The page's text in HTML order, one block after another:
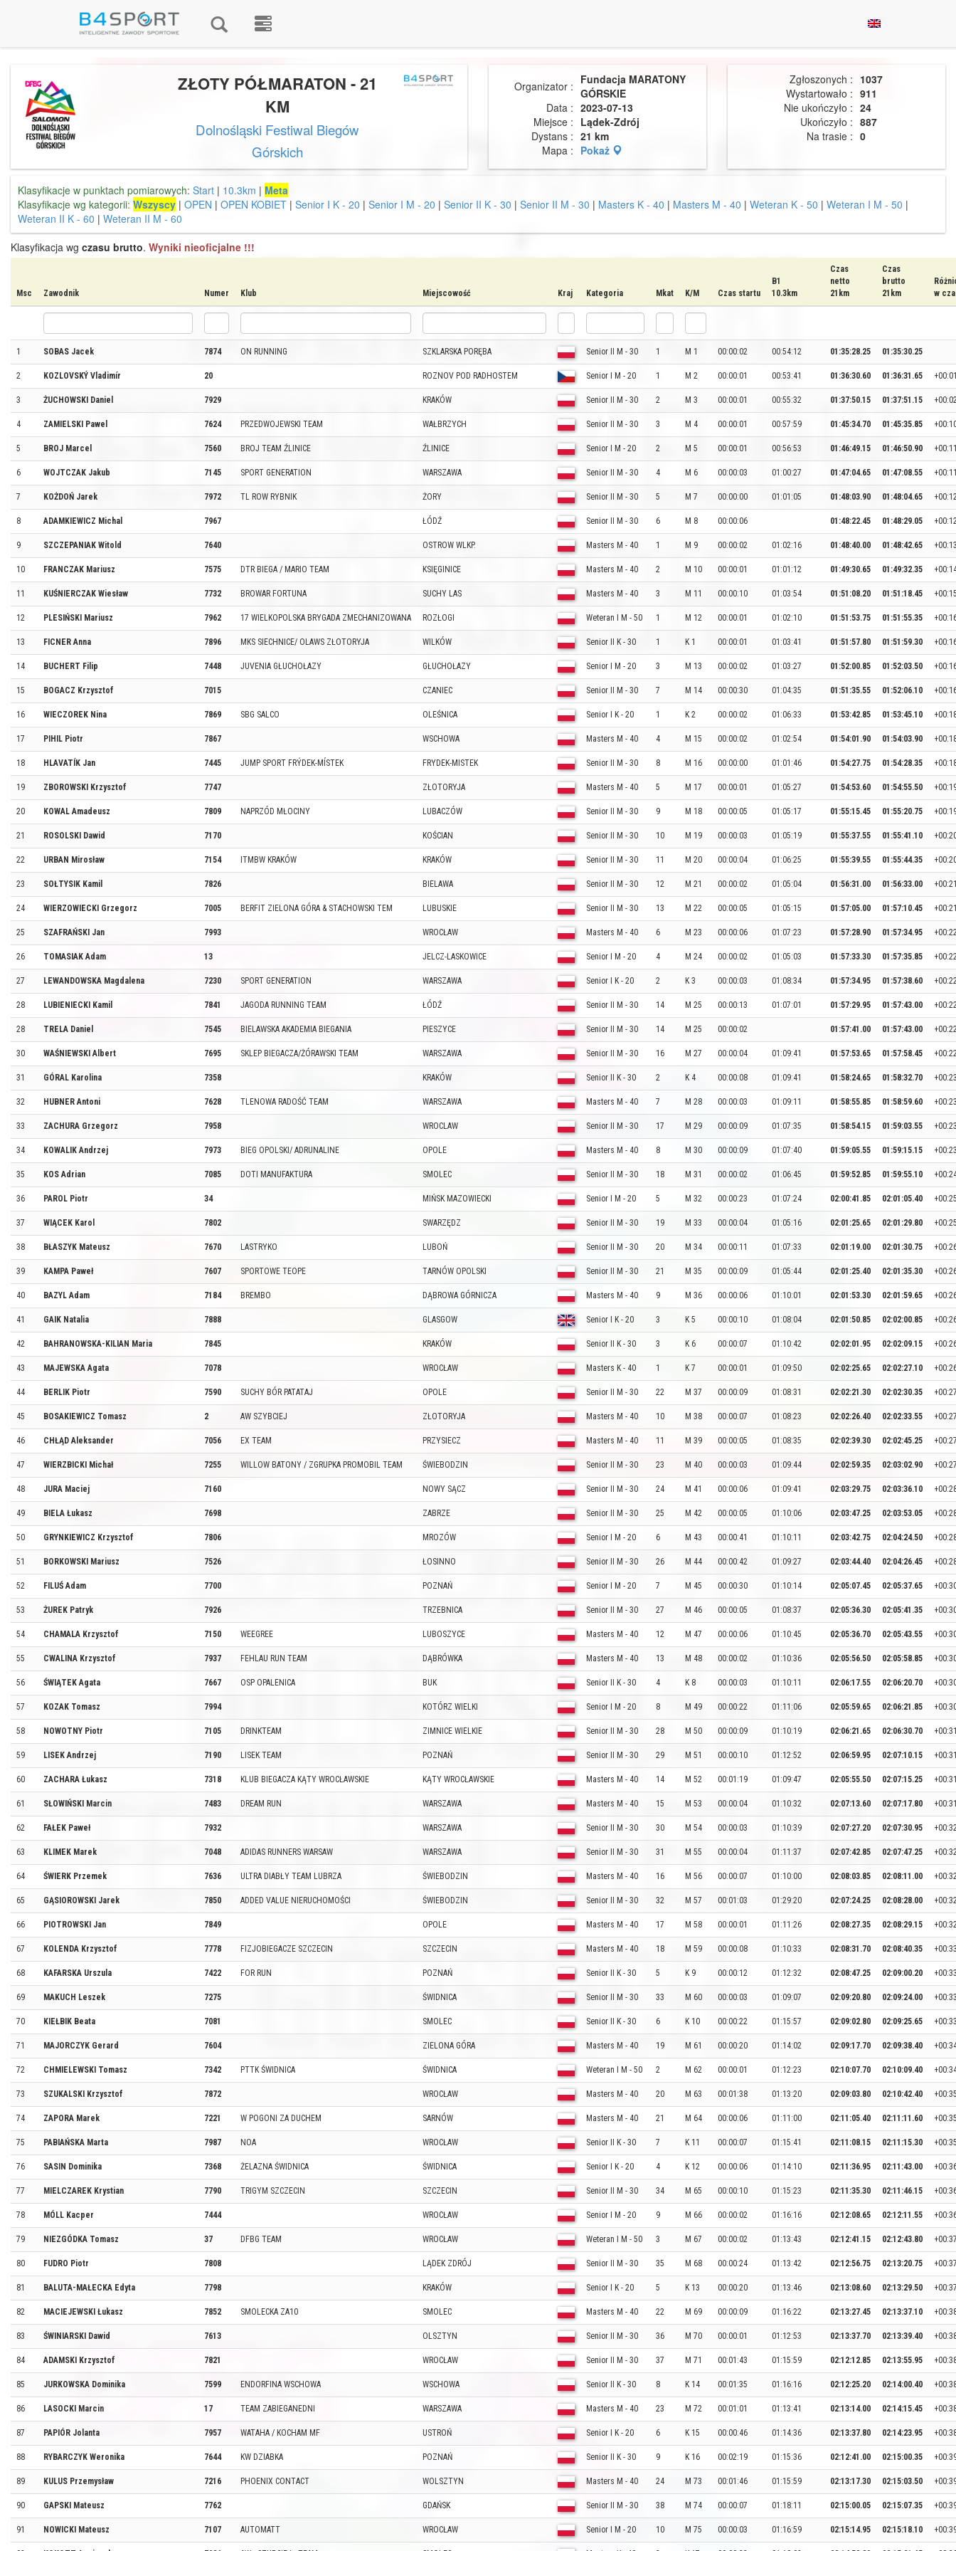
ZŁOTY PÓŁMARATON - 21
KM
Dolnośląski Festiwal Biegów
Górskich
Organizator : Fundacja MARATONY
GÓRSKIE
Data : 2023-07-13
Miejsce : Lądek-Zdrój
Dystans : 21 km
Mapa : Pokaż
Zgłoszonych : 1037
Wystartowało : 911
Nie ukończyło : 24
Ukończyło : 887
Na trasie : 0
Klasyfikacje w punktach pomiarowych: Start | 10.3km | Meta
Klasyfikacje wg kategorii: Wszyscy | OPEN | OPEN KOBIET | Senior I K - 20 | Senior I M - 20 | Senior II K - 30 | Senior II M - 30 | Masters K - 40 | Masters M - 40 | Weteran K - 50 | Weteran I M - 50 |
Weteran II K - 60 | Weteran II M - 60
Klasyfikacja wg czasu brutto. Wyniki nieoficjalne !!!
Msc Zawodnik Numer Klub Miejscowość Kraj Kategoria Mkat K/M Czas startu
B1
10.3km
Czas
netto
21km
Czas
brutto
21km
w
1 SOBAS Jacek 7874 ON RUNNING SZKLARSKA PORĘBA Senior II M - 30 1 M 1 00:00:02 00:54:12 01:35:28.25 01:35:30.25
2 KOZLOVSKÝ Vladimír 20 ROZNOV POD RADHOSTEM Senior I M - 20 1 M 2 00:00:01 00:53:41 01:36:30.60 01:36:31.65
3 ŻUCHOWSKI Daniel 7929 KRAKÓW Senior II M - 30 2 M 3 00:00:01 00:55:32 01:37:50.15 01:37:51.15
4 ZAMIELSKI Pawel 7624 PRZEDWOJEWSKI TEAM WAŁBRZYCH Senior II M - 30 3 M 4 00:00:01 00:57:59 01:45:34.70 01:45:35.85
5 BROJ Marcel 7560 BROJ TEAM ŹLINICE ŹLINICE Senior I M - 20 2 M 5 00:00:01 00:56:53 01:46:49.15 01:46:50.90
6 WOJTCZAK Jakub 7145 SPORT GENERATION WARSZAWA Senior II M - 30 4 M 6 00:00:03 01:00:27 01:47:04.65 01:47:08.55
7 KOŻDOŃ Jarek 7972 TL ROW RYBNIK ŻORY Senior II M - 30 5 M 7 00:00:00 01:01:05 01:48:03.90 01:48:04.65
8 ADAMKIEWICZ Michal 7967 ŁÓDŹ Senior II M - 30 6 M 8 00:00:06 01:48:22.45 01:48:29.05
9 SZCZEPANIAK Witold 7640 OSTROW WLKP. Masters M - 40 1 M 9 00:00:02 01:02:16 01:48:40.00 01:48:42.65
10 FRANCZAK Mariusz 7575 DTR BIEGA / MARIO TEAM KSIĘGINICE Masters M - 40 2 M 10 00:00:01 01:01:12 01:49:30.65 01:49:32.35
11 KUŚNIERCZAK Wiesław 7732 BROWAR FORTUNA SUCHY LAS Masters M - 40 3 M 11 00:00:10 01:03:54 01:51:08.20 01:51:18.45
12 PLESIŃSKI Mariusz 7962 17 WIELKOPOLSKA BRYGADA ZMECHANIZOWANA ROZŁOGI Weteran I M - 50 1 M 12 00:00:01 01:02:10 01:51:53.75 01:51:55.35
13 FICNER Anna 7896 MKS SIECHNICE/ OLAWS ZŁOTORYJA WILKÓW Senior II K - 30 1 K 1 00:00:01 01:03:41 01:51:57.80 01:51:59.30
14 BUCHERT Filip 7448 JUVENIA GŁUCHOŁAZY GŁUCHOŁAZY Senior I M - 20 3 M 13 00:00:02 01:03:27 01:52:00.85 01:52:03.50
15 BOGACZ Krzysztof 7015 CZANIEC Senior II M - 30 7 M 14 00:00:30 01:04:35 01:51:35.55 01:52:06.10
16 WIECZOREK Nina 7869 SBG SALCO OLEŚNICA Senior I K - 20 1 K 2 00:00:02 01:06:33 01:53:42.85 01:53:45.10
17 PIHIL Piotr 7867 WSCHOWA Masters M - 40 4 M 15 00:00:02 01:02:54 01:54:01.90 01:54:03.90
18 HLAVATÍK Jan 7445 JUMP SPORT FRÝDEK-MÍSTEK FRYDEK-MISTEK Senior II M - 30 8 M 16 00:00:00 01:01:46 01:54:27.75 01:54:28.35
19 ZBOROWSKI Krzysztof 7747 ZŁOTORYJA Masters M - 40 5 M 17 00:00:01 01:05:27 01:54:53.60 01:54:55.50
20 KOWAL Amadeusz 7809 NAPRZÓD MŁOCINY LUBACZÓW Senior II M - 30 9 M 18 00:00:05 01:05:17 01:55:15.45 01:55:20.75
21 ROSOLSKI Dawid 7170 KOŚCIAN Senior II M - 30 10 M 19 00:00:03 01:05:19 01:55:37.55 01:55:41.10
22 URBAN Mirosław 7154 ITMBW KRAKÓW KRAKÓW Senior II M - 30 11 M 20 00:00:04 01:06:25 01:55:39.55 01:55:44.35
23 SOŁTYSIK Kamil 7826 BIELAWA Senior II M - 30 12 M 21 00:00:02 01:05:04 01:56:31.00 01:56:33.00
24 WIERZOWIECKI Grzegorz 7005 BERFIT ZIELONA GÓRA & STACHOWSKI TEM LUBUSKIE Senior II M - 30 13 M 22 00:00:05 01:05:15 01:57:05.00 01:57:10.45
25 SZAFRAŃSKI Jan 7993 WROCŁAW Masters M - 40 6 M 23 00:00:06 01:07:23 01:57:28.90 01:57:34.95
26 TOMASIAK Adam 13 JELCZ-LASKOWICE Senior I M - 20 4 M 24 00:00:02 01:05:03 01:57:33.30 01:57:35.85
27 LEWANDOWSKA Magdalena 7230 SPORT GENERATION WARSZAWA Senior I K - 20 2 K 3 00:00:03 01:08:34 01:57:34.95 01:57:38.60
28 LUBIENIECKI Kamil 7841 JAGODA RUNNING TEAM ŁÓDŹ Senior II M - 30 14 M 25 00:00:13 01:07:01 01:57:29.95 01:57:43.00
28 TRELA Daniel 7545 BIELAWSKA AKADEMIA BIEGANIA PIESZYCE Senior II M - 30 14 M 25 00:00:02 01:57:41.00 01:57:43.00
30 WAŚNIEWSKI Albert 7695 SKLEP BIEGACZA/ŻÓRAWSKI TEAM WARSZAWA Senior II M - 30 16 M 27 00:00:04 01:09:41 01:57:53.65 01:57:58.45
31 GÓRAL Karolina 7358 KRAKÓW Senior II K - 30 2 K 4 00:00:08 01:09:41 01:58:24.65 01:58:32.70
32 HUBNER Antoni 7628 TLENOWA RADOŚĆ TEAM WARSZAWA Masters M - 40 7 M 28 00:00:03 01:09:11 01:58:55.85 01:58:59.60
33 ZACHURA Grzegorz 7958 WROCLAW Senior II M - 30 17 M 29 00:00:09 01:07:35 01:58:54.15 01:59:03.55
34 KOWALIK Andrzej 7973 BIEG OPOLSKI/ ADRUNALINE OPOLE Masters M - 40 8 M 30 00:00:09 01:07:40 01:59:05.55 01:59:15.15
35 KOS Adrian 7085 DOTI MANUFAKTURA SMOLEC Senior II M - 30 18 M 31 00:00:02 01:06:45 01:59:52.85 01:59:55.10
36 PAROL Piotr 34 MIŃSK MAZOWIECKI Senior I M - 20 5 M 32 00:00:23 01:07:24 02:00:41.85 02:01:05.40
37 WIĄCEK Karol 7802 SWARZĘDZ Senior II M - 30 19 M 33 00:00:04 01:05:16 02:01:25.65 02:01:29.80
38 BŁASZYK Mateusz 7670 LASTRYKO LUBOŃ Senior II M - 30 20 M 34 00:00:11 01:07:33 02:01:19.00 02:01:30.75
39 KAMPA Paweł 7607 SPORTOWE TEOPE TARNÓW OPOLSKI Senior II M - 30 21 M 35 00:00:09 01:05:44 02:01:25.40 02:01:35.30
40 BAZYL Adam 7184 BREMBO DĄBROWA GÓRNICZA Masters M - 40 9 M 36 00:00:06 01:10:01 02:01:53.30 02:01:59.65
41 GAIK Natalia 7888 GLASGOW Senior I K - 20 3 K 5 00:00:10 01:08:04 02:01:50.85 02:02:00.85
42 BAHRANOWSKA-KILIAN Maria 7845 KRAKÓW Senior II K - 30 3 K 6 00:00:07 01:10:42 02:02:01.95 02:02:09.15
43 MAJEWSKA Agata 7078 WROCŁAW Masters K - 40 1 K 7 00:00:01 01:09:50 02:02:25.65 02:02:27.10
44 BERLIK Piotr 7590 SUCHY BÓR PATATAJ OPOLE Senior II M - 30 22 M 37 00:00:09 01:08:31 02:02:21.30 02:02:30.35
45 BOSAKIEWICZ Tomasz 2 AW SZYBCIEJ ZŁOTORYJA Masters M - 40 10 M 38 00:00:07 01:08:23 02:02:26.40 02:02:33.55
46 CHŁĄD Aleksander 7056 EX TEAM PRZYSIECZ Masters M - 40 11 M 39 00:00:05 01:08:35 02:02:39.30 02:02:45.25
47 WIERZBICKI Michał 7255 WILLOW BATONY / ZGRUPKA PROMOBIL TEAM ŚWIEBODZIN Senior II M - 30 23 M 40 00:00:03 01:09:44 02:02:59.35 02:03:02.90
48 JURA Maciej 7160 NOWY SĄCZ Senior II M - 30 24 M 41 00:00:06 01:09:41 02:03:29.75 02:03:36.10
49 BIELA Łukasz 7698 ZABRZE Senior II M - 30 25 M 42 00:00:05 01:10:06 02:03:47.25 02:03:53.05
50 GRYNKIEWICZ Krzysztof 7806 MROZÓW Senior I M - 20 6 M 43 00:00:41 01:10:11 02:03:42.75 02:04:24.50
51 BORKOWSKI Mariusz 7526 ŁOSINNO Senior II M - 30 26 M 44 00:00:42 01:09:27 02:03:44.40 02:04:26.45
52 FILUŚ Adam 7700 POZNAŃ Senior I M - 20 7 M 45 00:00:30 01:10:14 02:05:07.45 02:05:37.65
53 ŻUREK Patryk 7926 TRZEBNICA Senior II M - 30 27 M 46 00:00:05 01:08:37 02:05:36.30 02:05:41.35
54 CHAMALA Krzysztof 7150 WEEGREE LUBOSZYCE Masters M - 40 12 M 47 00:00:06 01:10:45 02:05:36.70 02:05:43.55
55 CWALINA Krzysztof 7937 FEHLAU RUN TEAM DĄBRÓWKA Masters M - 40 13 M 48 00:00:02 01:10:36 02:05:56.50 02:05:58.85
56 ŚWIĄTEK Agata 7667 OSP OPALENICA BUK Senior II K - 30 4 K 8 00:00:03 01:10:11 02:06:17.55 02:06:20.70
57 KOZAK Tomasz 7994 KOTÓRZ WIELKI Senior I M - 20 8 M 49 00:00:22 01:11:06 02:05:59.65 02:06:21.85
58 NOWOTNY Piotr 7105 DRINKTEAM ZIMNICE WIELKIE Senior II M - 30 28 M 50 00:00:09 01:10:19 02:06:21.65 02:06:30.70
59 LISEK Andrzej 7190 LISEK TEAM POZNAŃ Senior II M - 30 29 M 51 00:00:10 01:12:52 02:06:59.95 02:07:10.15
60 ZACHARA Łukasz 7318 KLUB BIEGACZA KĄTY WROCŁAWSKIE KĄTY WROCŁAWSKIE Masters M - 40 14 M 52 00:01:19 01:09:47 02:05:55.50 02:07:15.25
61 SŁOWIŃSKI Marcin 7483 DREAM RUN WARSZAWA Masters M - 40 15 M 53 00:00:04 01:10:32 02:07:13.60 02:07:17.80
62 FAŁEK Paweł 7932 WARSZAWA Senior II M - 30 30 M 54 00:00:03 01:10:39 02:07:27.20 02:07:30.95
63 KLIMEK Marek 7048 ADIDAS RUNNERS WARSAW WARSZAWA Senior II M - 30 31 M 55 00:00:04 01:11:37 02:07:42.85 02:07:47.25
64 ŚWIERK Przemek 7636 ULTRA DIABŁY TEAM LUBRZA ŚWIEBODZIN Masters M - 40 16 M 56 00:00:07 01:10:00 02:08:03.85 02:08:11.00
65 GĄSIOROWSKI Jarek 7850 ADDED VALUE NIERUCHOMOŚCI ŚWIEBODZIN Senior II M - 30 32 M 57 00:01:03 01:29:20 02:07:24.25 02:08:28.00
66 PIOTROWSKI Jan 7849 OPOLE Masters M - 40 17 M 58 00:00:01 01:11:26 02:08:27.35 02:08:29.15
67 KOLENDA Krzysztof 7778 FIZJOBIEGACZE SZCZECIN SZCZECIN Masters M - 40 18 M 59 00:00:08 01:10:33 02:08:31.70 02:08:40.35
68 KAFARSKA Urszula 7422 FOR RUN POZNAŃ Senior II K - 30 5 K 9 00:00:12 01:12:32 02:08:47.25 02:09:00.20
69 MAKUCH Leszek 7275 ŚWIDNICA Senior II M - 30 33 M 60 00:00:03 01:09:07 02:09:20.80 02:09:24.00
70 KIEŁBIK Beata 7081 SMOLEC Senior II K - 30 6 K 10 00:00:22 01:15:57 02:09:02.80 02:09:25.65
71 MAJORCZYK Gerard 7604 ZIELONA GÓRA Masters M - 40 19 M 61 00:00:20 01:14:02 02:09:17.70 02:09:38.40
72 CHMIELEWSKI Tomasz 7342 PTTK ŚWIDNICA ŚWIDNICA Weteran I M - 50 2 M 62 00:00:01 01:12:23 02:10:07.70 02:10:09.40
73 SZUKALSKI Krzysztof 7872 WROCŁAW Masters M - 40 20 M 63 00:01:38 01:13:20 02:09:03.80 02:10:42.40
74 ZAPORA Marek 7221 W POGONI ZA DUCHEM SARNÓW Masters M - 40 21 M 64 00:00:06 01:11:00 02:11:05.40 02:11:11.60
75 PABIAŃSKA Marta 7987 NOA WROCŁAW Senior II K - 30 7 K 11 00:00:07 01:15:41 02:11:08.15 02:11:15.30
76 SASIN Dominika 7368 ŻELAZNA ŚWIDNICA ŚWIDNICA Senior I K - 20 4 K 12 00:00:06 01:14:10 02:11:36.95 02:11:43.00
77 MIELCZAREK Krystian 7790 TRIGYM SZCZECIN SZCZECIN Senior II M - 30 34 M 65 00:00:10 01:15:23 02:11:35.30 02:11:46.15
78 MÓLL Kacper 7444 WROCŁAW Senior I M - 20 9 M 66 00:00:02 01:16:16 02:12:08.65 02:12:11.55
79 NIEZGÓDKA Tomasz 37 DFBG TEAM WROCŁAW Weteran I M - 50 3 M 67 00:00:02 01:13:43 02:12:41.15 02:12:43.80
80 FUDRO Piotr 7808 LĄDEK ZDRÓJ Senior II M - 30 35 M 68 00:00:24 01:13:42 02:12:56.75 02:13:20.75
81 BALUTA-MAŁECKA Edyta 7798 KRAKÓW Senior I K - 20 5 K 13 00:00:20 01:13:46 02:13:08.60 02:13:29.50
82 MACIEJEWSKI Łukasz 7852 SMOLECKA ZA10 SMOLEC Masters M - 40 22 M 69 00:00:09 01:16:22 02:13:27.45 02:13:37.10
83 ŚWINIARSKI Dawid 7613 OLSZTYN Senior II M - 30 36 M 70 00:00:01 01:12:53 02:13:37.70 02:13:39.40
84 ADAMSKI Krzysztof 7821 WROCŁAW Senior II M - 30 37 M 71 00:01:43 01:15:59 02:12:12.85 02:13:55.95
85 JURKOWSKA Dominika 7599 ENDORFINA WSCHOWA WSCHOWA Senior II K - 30 8 K 14 00:01:35 01:16:16 02:12:25.20 02:14:00.40
86 LASOCKI Marcin 17 TEAM ZABIEGANEDNI WARSZAWA Masters M - 40 23 M 72 00:01:01 01:13:41 02:13:14.00 02:14:15.45
87 PAPIÓR Jolanta 7957 WATAHA / KOCHAM MF USTROŃ Senior I K - 20 6 K 15 00:00:46 01:14:36 02:13:37.80 02:14:23.95
88 RYBARCZYK Weronika 7644 KW DZIABKA POZNAŃ Senior II K - 30 9 K 16 00:02:19 01:15:36 02:12:41.00 02:15:00.35
89 KULUS Przemysław 7216 PHOENIX CONTACT WOLSZTYN Masters M - 40 24 M 73 00:01:46 01:15:59 02:13:17.30 02:15:03.50
90 GAPSKI Mateusz 7762 GDAŃSK Senior II M - 30 38 M 74 00:00:07 01:18:11 02:15:00.05 02:15:07.35
91 NOWICKI Mateusz 7107 AUTOMATT WROCŁAW Senior I M - 20 10 M 75 00:00:03 01:16:59 02:15:14.95 02:15:18.10